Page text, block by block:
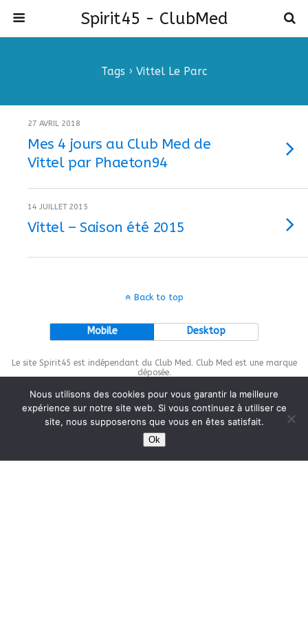
Spirit45 - ClubMed
Tags › Vittel Le Parc
27 AVRIL 2018
Mes 4 jours au Club Med de
Vittel par Phaeton94
14 JUILLET 2015
Vittel – Saison été 2015
Back to top
Mobile Desktop
Le site Spirit45 est indépendant du Club Med. Club Med est une marque
déposée.
This site is protected bywp-copyrightpro.com
Nous utilisons des cookies pour vous garantir la meilleure
expérience sur notre site web. Si vous continuez à utiliser ce
site, nous supposerons que vous en êtes satisfait.
Ok